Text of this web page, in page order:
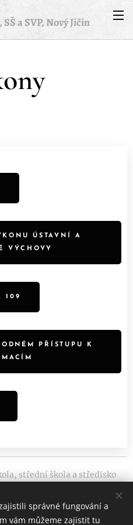
a SVP, Nový Jičín
ÚSTAVNÍ A
VÝCHOVY
109
PŘÍSTUPU K
střední škola a středisko
01 Nový Jičín
764 940
správné fungování a
vám můžeme zajistit tu